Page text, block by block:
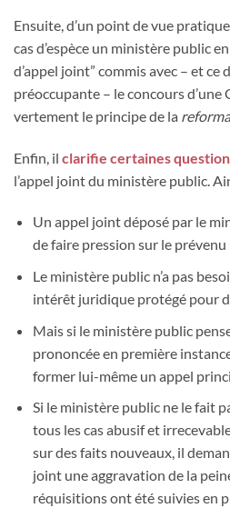
Ensuite, d’un point de vue
cas d’espèce un ministère public
d’appel joint” commis avec – et ce
préoccupante – le concours d’une
vertement le principe de la
Enfin, il clarifie certaines
l’appel joint du ministère public.
Un appel joint déposé par le
de faire pression sur le prévenu
Le ministère public n’a pas
intérêt juridique protégé pour
Mais si le ministère public
prononcée en première
former lui-même un appel
Si le ministère public ne le fait
tous les cas abusif et
sur des faits nouveaux, il
joint une aggravation de la
réquisitions ont été suivies en